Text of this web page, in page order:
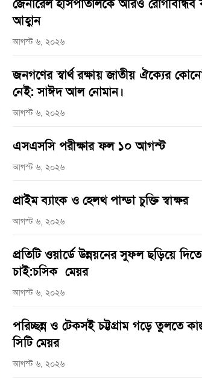
জেনারেল হাসপাতালকে আরও রোগীবান্ধব
আহ্বান
আগস্ট ৬, ২০২৬
জনগণের স্বার্থ রক্ষায় জাতীয় ঐক্যের
নেই: সাঈদ আল নোমান।
আগস্ট ৬, ২০২৬
এসএসসি পরীক্ষার ফল ১০ আগস্ট
আগস্ট ৬, ২০২৬
প্রাইম ব্যাংক ও হেলথ পান্ডা চুক্তি স্বাক্ষর
আগস্ট ৬, ২০২৬
প্রতিটি ওয়ার্ডে উন্নয়নের সুফল ছড়িয়ে দিতে
চাই:চসিক মেয়র
আগস্ট ৬, ২০২৬
পরিচ্ছন্ন ও টেকসই চট্টগ্রাম গড়ে তুলতে
সিটি মেয়র
আগস্ট ৬, ২০২৬